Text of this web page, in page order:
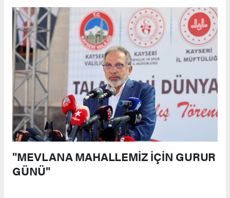
"MEVLANA MAHALLEMİZ İÇİN GURUR
GÜNÜ"